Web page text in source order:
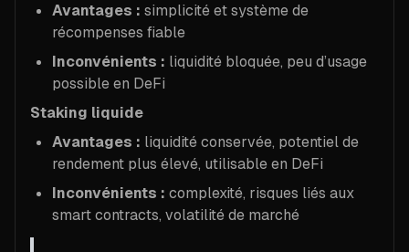
Avantages : simplicité et système de
récompenses fiable
Inconvénients : liquidité bloquée, peu d’usage
possible en DeFi
Staking liquide
Avantages : liquidité conservée, potentiel de
rendement plus élevé, utilisable en DeFi
Inconvénients : complexité, risques liés aux
smart contracts, volatilité de marché